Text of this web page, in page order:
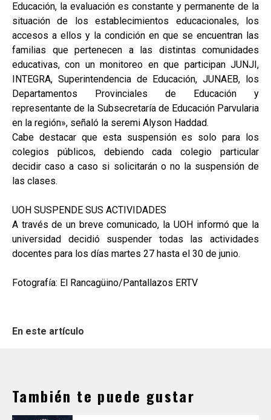
Educación, la evaluación es constante y permanente de la
situación de los establecimientos educacionales, los
accesos a ellos y la condición en que se encuentran las
familias que pertenecen a las distintas comunidades
educativas, con un monitoreo en que participan JUNJI,
INTEGRA, Superintendencia de Educación, JUNAEB, los
Departamentos Provinciales de Educación y
representante de la Subsecretaría de Educación Parvularia
en la región», señaló la seremi Alyson Haddad.
Cabe destacar que esta suspensión es solo para los
colegios públicos, debiendo cada colegio particular
decidir caso a caso si solicitarán o no la suspensión de
las clases.
UOH SUSPENDE SUS ACTIVIDADES
A través de un breve comunicado, la UOH informó que la
universidad decidió suspender todas las actividades
docentes para los días martes 27 hasta el 30 de junio.
Fotografía: El Rancagüino/Pantallazos ERTV
En este artículo
También te puede gustar